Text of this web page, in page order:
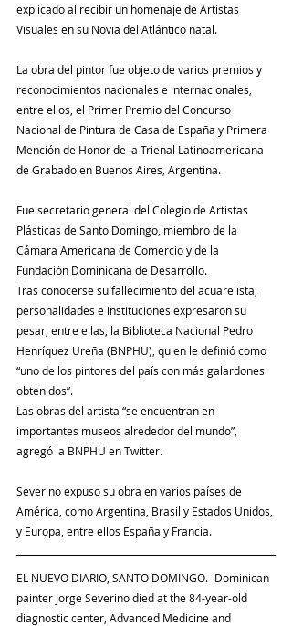
explicado al recibir un homenaje de Artistas
Visuales en su Novia del Atlántico natal.
La obra del pintor fue objeto de varios premios y
reconocimientos nacionales e internacionales,
entre ellos, el Primer Premio del Concurso
Nacional de Pintura de Casa de España y Primera
Mención de Honor de la Trienal Latinoamericana
de Grabado en Buenos Aires, Argentina.
Fue secretario general del Colegio de Artistas
Plásticas de Santo Domingo, miembro de la
Cámara Americana de Comercio y de la
Fundación Dominicana de Desarrollo.
Tras conocerse su fallecimiento del acuarelista,
personalidades e instituciones expresaron su
pesar, entre ellas, la Biblioteca Nacional Pedro
Henríquez Ureña (BNPHU), quien le definió como
“uno de los pintores del país con más galardones
obtenidos”.
Las obras del artista “se encuentran en
importantes museos alrededor del mundo”,
agregó la BNPHU en Twitter.
Severino expuso su obra en varios países de
América, como Argentina, Brasil y Estados Unidos,
y Europa, entre ellos España y Francia.
EL NUEVO DIARIO, SANTO DOMINGO.- Dominican
painter Jorge Severino died at the 84-year-old
diagnostic center, Advanced Medicine and